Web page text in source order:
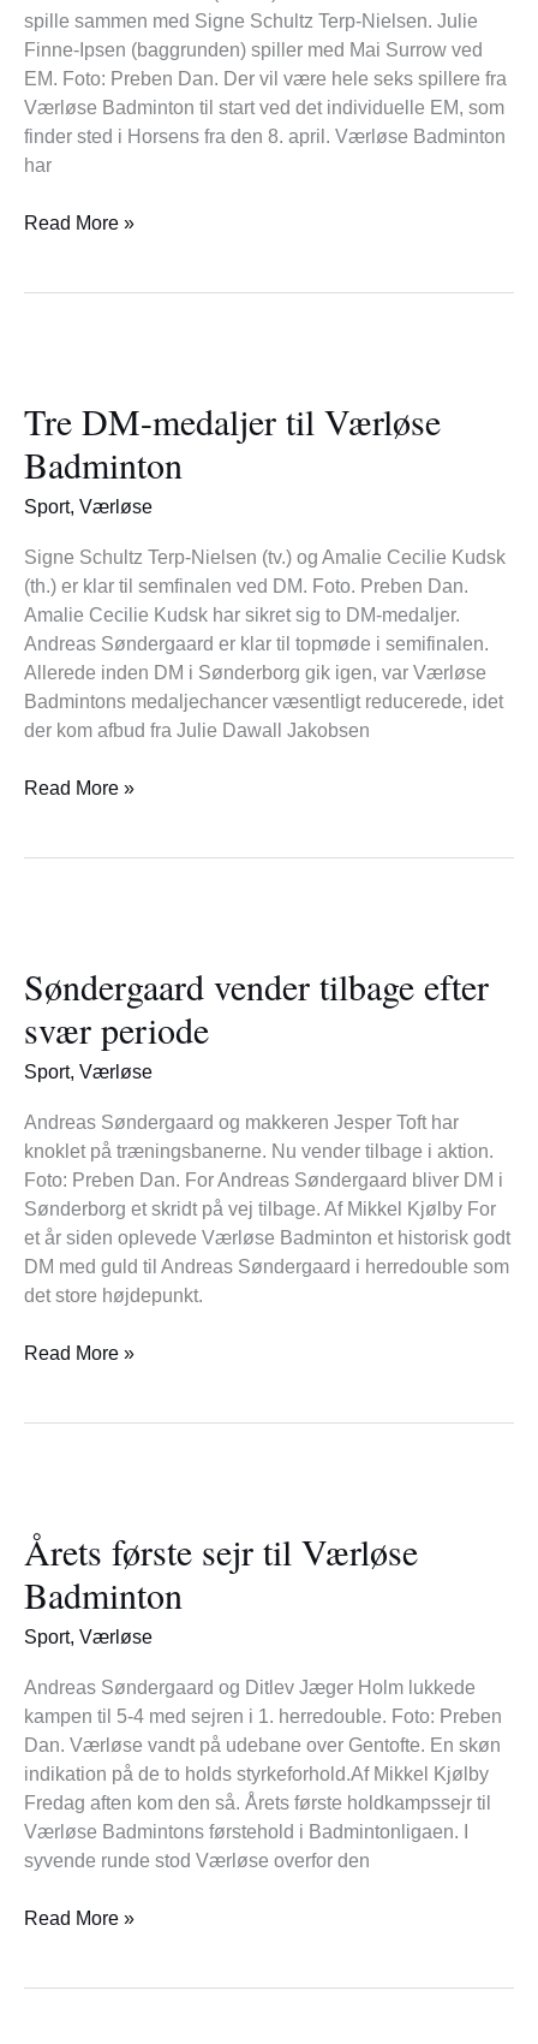
spille sammen med Signe Schultz Terp-Nielsen. Julie
Finne-Ipsen (baggrunden) spiller med Mai Surrow ved
EM. Foto: Preben Dan. Der vil være hele seks spillere fra
Værløse Badminton til start ved det individuelle EM, som
finder sted i Horsens fra den 8. april. Værløse Badminton
har
Read More »
Tre DM-medaljer til Værløse
Badminton
Sport, Værløse
Signe Schultz Terp-Nielsen (tv.) og Amalie Cecilie Kudsk
(th.) er klar til semfinalen ved DM. Foto. Preben Dan.
Amalie Cecilie Kudsk har sikret sig to DM-medaljer.
Andreas Søndergaard er klar til topmøde i semifinalen.
Allerede inden DM i Sønderborg gik igen, var Værløse
Badmintons medaljechancer væsentligt reducerede, idet
der kom afbud fra Julie Dawall Jakobsen
medaljer
til
Værløse
Badminton
Read More »
Søndergaard vender tilbage efter
svær periode
Sport, Værløse
Andreas Søndergaard og makkeren Jesper Toft har
knoklet på træningsbanerne. Nu vender tilbage i aktion.
Foto: Preben Dan. For Andreas Søndergaard bliver DM i
Sønderborg et skridt på vej tilbage. Af Mikkel Kjølby For
et år siden oplevede Værløse Badminton et historisk godt
DM med guld til Andreas Søndergaard i herredouble som
det store højdepunkt.
tilbage
efter
svær
periode
Read More »
Årets første sejr til Værløse
Badminton
Sport, Værløse
Andreas Søndergaard og Ditlev Jæger Holm lukkede
kampen til 5-4 med sejren i 1. herredouble. Foto: Preben
Dan. Værløse vandt på udebane over Gentofte. En skøn
indikation på de to holds styrkeforhold.Af Mikkel Kjølby
Fredag aften kom den så. Årets første holdkampssejr til
Værløse Badmintons førstehold i Badmintonligaen. I
syvende runde stod Værløse overfor den
sejr
til
Værløse
Badminton
Read More »